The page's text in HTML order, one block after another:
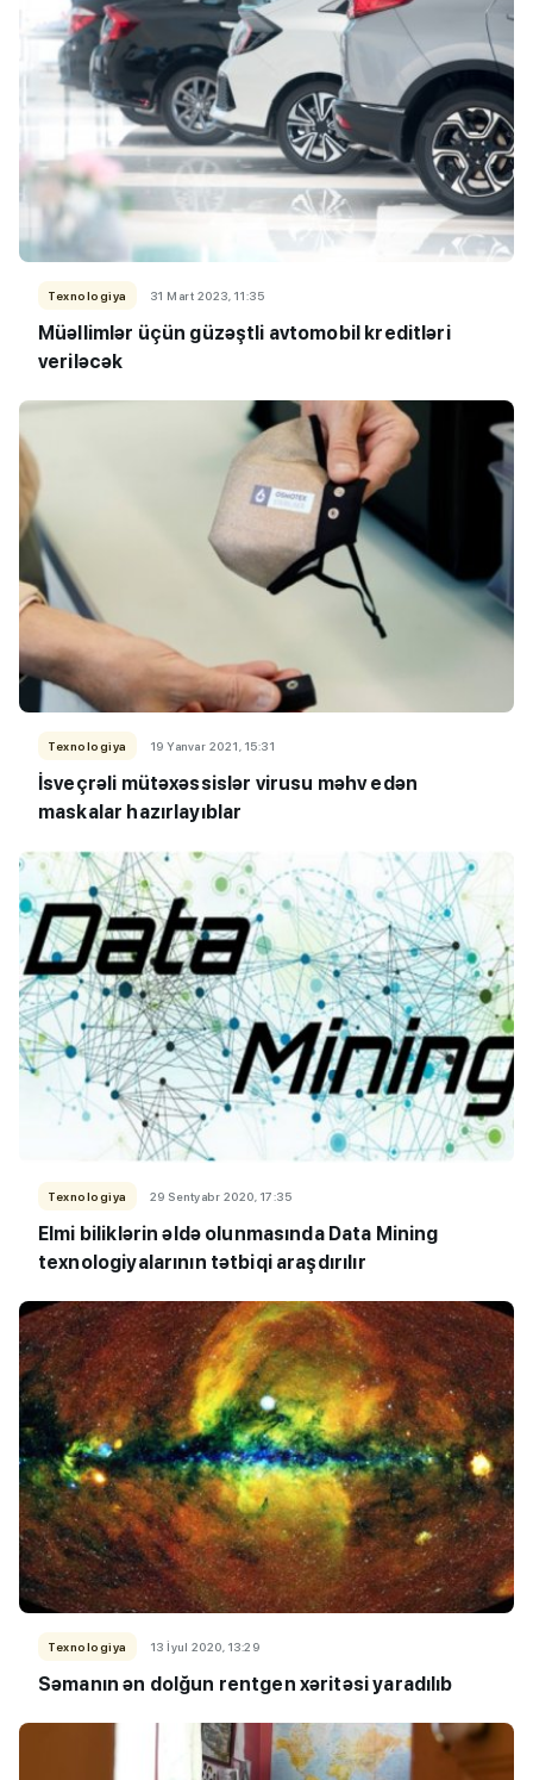
Texnologiya 31 Mart 2023, 11:35
Müəllimlər üçün güzəştli avtomobil kreditləri
veriləcək
Texnologiya 19 Yanvar 2021, 15:31
İsveçrəli mütəxəssislər virusu məhv edən
maskalar hazırlayıblar
Texnologiya 29 Sentyabr 2020, 17:35
Elmi biliklərin əldə olunmasında Data Mining
texnologiyalarının tətbiqi araşdırılır
Texnologiya 13 İyul 2020, 13:29
Səmanın ən dolğun rentgen xəritəsi yaradılıb